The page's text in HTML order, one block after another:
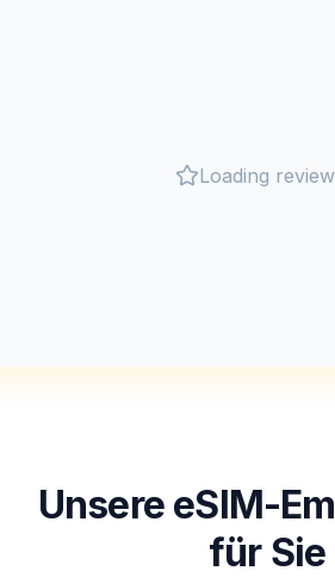
Loading
Unsere eSIM-
für Sie